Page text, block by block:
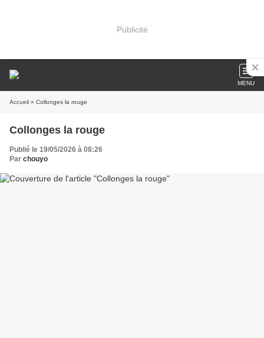
Publicité
MENU
Accueil » Collonges la rouge
Collonges la rouge
Publié le 19/05/2026 à 08:26
Par chouyo